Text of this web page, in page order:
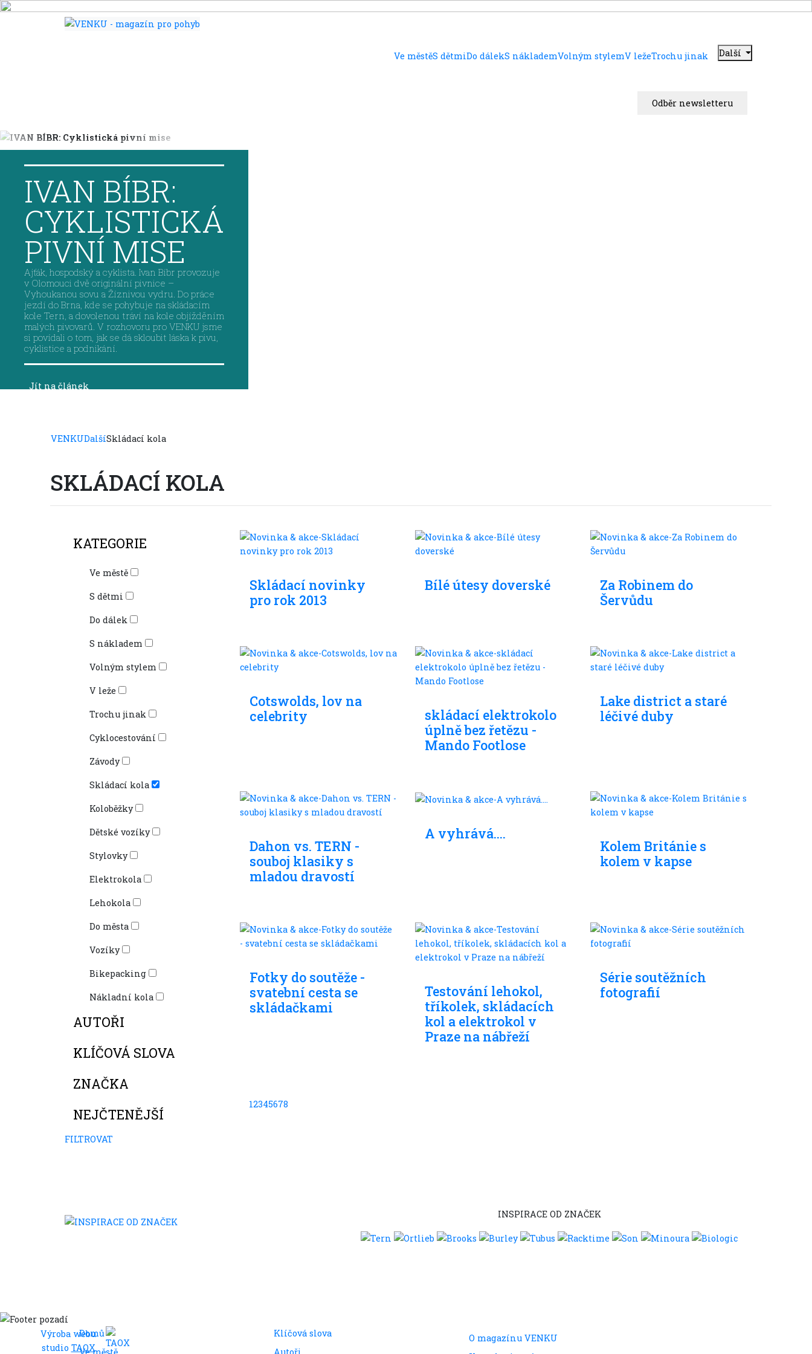
Ve městěS dětmiDo dálekS náklademVolným stylemV ležeTrochu jinak Další
Odběr newsletteru
IVAN BÍBR:
CYKLISTICKÁ
PIVNÍ MISE
Ajťák, hospodský a cyklista. Ivan Bíbr provozuje
v Olomouci dvě originální pivnice –
Vyhoukanou sovu a Žíznivou vydru. Do práce
jezdí do Brna, kde se pohybuje na skládacím
kole Tern, a dovolenou tráví na kole objížděním
malých pivovarů. V rozhovoru pro VENKU jsme
si povídali o tom, jak se dá skloubit láska k pivu,
cyklistice a podnikání.
Jít na článek
VENKUDalšíSkládací kola
SKLÁDACÍ KOLA
KATEGORIE
Ve městě
S dětmi
Do dálek
S nákladem
Volným stylem
V leže
Trochu jinak
Cyklocestování
Závody
Skládací kola
Koloběžky
Dětské vozíky
Stylovky
Elektrokola
Lehokola
Do města
Vozíky
Bikepacking
Nákladní kola
AUTOŘI
KLÍČOVÁ SLOVA
ZNAČKA
NEJČTENĚJŠÍ
FILTROVAT
Skládací novinky
pro rok 2013
Bílé útesy doverské
Za Robinem do
Šervůdu
Cotswolds, lov na
celebrity
skládací elektrokolo
úplně bez řetězu -
Mando Footlose
Lake district a staré
léčivé duby
Dahon vs. TERN -
souboj klasiky s
mladou dravostí
A vyhrává....
Kolem Británie s
kolem v kapse
Fotky do soutěže -
svatební cesta se
skládačkami
Testování lehokol,
tříkolek, skládacích
kol a elektrokol v
Praze na nábřeží
Série soutěžních
fotografií
12345678
INSPIRACE OD ZNAČEK
Výroba webu
studio TAOX
Domů
Ve městě
Klíčová slova
Autoři
O magazínu VENKU